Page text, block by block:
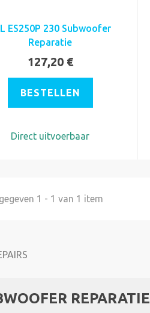
ES250P 230 Subwoofer
Reparatie
127,20 €
BESTELLEN
Direct uitvoerbaar
1 - 1 van 1 item
REPARATIE